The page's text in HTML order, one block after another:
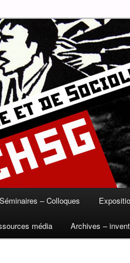
et de
syndicalisme, ouvrier,
Séminaires – Colloques
média Archives –